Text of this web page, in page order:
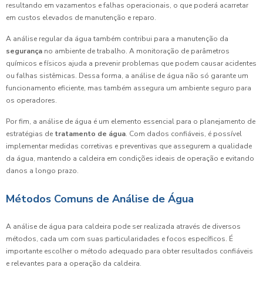
resultando em vazamentos e falhas operacionais, o que poderá acarretar
em custos elevados de manutenção e reparo.
A análise regular da água também contribui para a manutenção da
segurança no ambiente de trabalho. A monitoração de parâmetros
químicos e físicos ajuda a prevenir problemas que podem causar acidentes
ou falhas sistêmicas. Dessa forma, a análise de água não só garante um
funcionamento eficiente, mas também assegura um ambiente seguro para
os operadores.
Por fim, a análise de água é um elemento essencial para o planejamento de
estratégias de tratamento de água. Com dados confiáveis, é possível
implementar medidas corretivas e preventivas que assegurem a qualidade
da água, mantendo a caldeira em condições ideais de operação e evitando
danos a longo prazo.
Métodos Comuns de Análise de Água
A análise de água para caldeira pode ser realizada através de diversos
métodos, cada um com suas particularidades e focos específicos. É
importante escolher o método adequado para obter resultados confiáveis
e relevantes para a operação da caldeira.